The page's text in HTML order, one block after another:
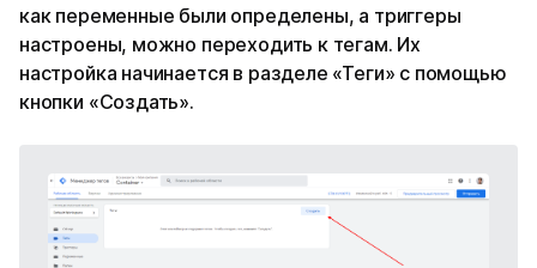
как переменные были определены, а триггеры
настроены, можно переходить к тегам. Их
настройка начинается в разделе «Теги» с помощью
кнопки «Создать».